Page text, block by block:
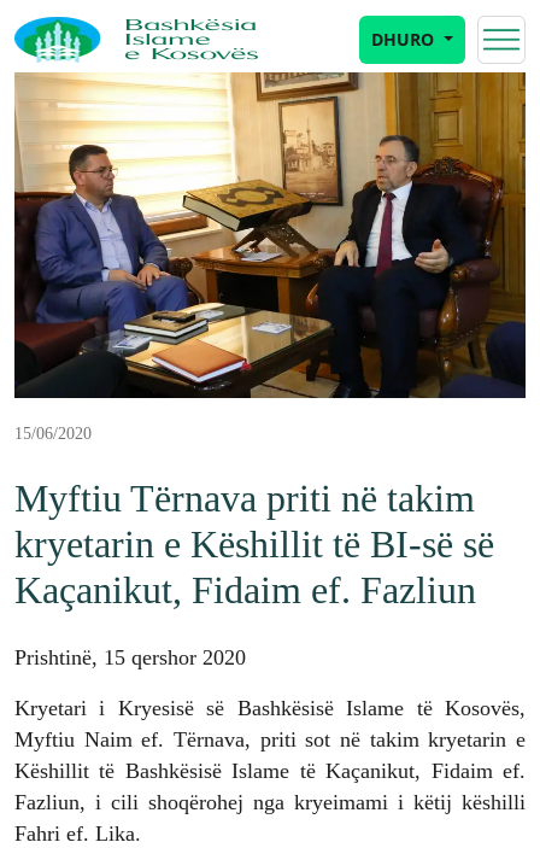
DHURO
15/06/2020
Myftiu Tërnava priti në takim
kryetarin e Këshillit të BI-së së
Kaçanikut, Fidaim ef. Fazliun
Prishtinë, 15 qershor 2020
Kryetari i Kryesisë së Bashkësisë Islame të Kosovës,
Myftiu Naim ef. Tërnava, priti sot në takim kryetarin e
Këshillit të Bashkësisë Islame të Kaçanikut, Fidaim ef.
Fazliun, i cili shoqërohej nga kryeimami i këtij këshilli
Fahri ef. Lika.